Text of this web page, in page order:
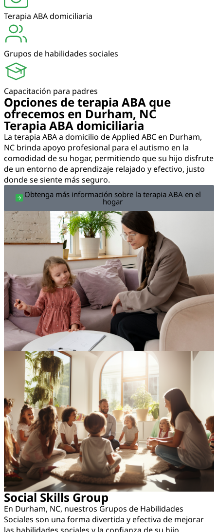
Terapia ABA domiciliaria
Grupos de habilidades sociales
Capacitación para padres
Opciones de terapia ABA que
ofrecemos en Durham, NC
Terapia ABA domiciliaria
La terapia ABA a domicilio de Applied ABC en Durham,
NC brinda apoyo profesional para el autismo en la
comodidad de su hogar, permitiendo que su hijo disfrute
de un entorno de aprendizaje relajado y efectivo, justo
donde se siente más seguro.
Obtenga más información sobre la terapia ABA en el
hogar
Social Skills Group
En Durham, NC, nuestros Grupos de Habilidades
Sociales son una forma divertida y efectiva de mejorar